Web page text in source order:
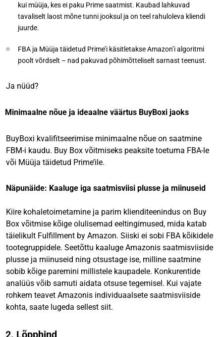
kui müüja, kes ei paku Prime saatmist. Kaubad lahkuvad
tavaliselt laost mõne tunni jooksul ja on teel rahuloleva kliendi
juurde.
FBA ja Müüja täidetud Prime’i käsitletakse Amazon’i algoritmi
poolt võrdselt – nad pakuvad põhimõtteliselt sarnast teenust.
Ja nüüd?
Minimaalne nõue ja ideaalne väärtus BuyBoxi jaoks
BuyBoxi kvalifitseerimise minimaalne nõue on saatmine
FBM-i kaudu. Buy Box võitmiseks peaksite toetuma FBA-le
või Müüja täidetud Prime’ile.
Näpunäide: Kaaluge iga saatmisviisi plusse ja miinuseid
Kiire kohaletoimetamine ja parim klienditeenindus on Buy
Box võitmise kõige olulisemad eeltingimused, mida katab
täielikult Fulfillment by Amazon. Siiski ei sobi FBA kõikidele
tootegruppidele. Seetõttu kaaluge Amazonis saatmisviiside
plusse ja miinuseid ning otsustage ise, milline saatmine
sobib kõige paremini millistele kaupadele. Konkurentide
analüüs võib samuti aidata otsuse tegemisel. Kui vajate
rohkem teavet Amazonis individuaalsete saatmisviiside
kohta, saate lugeda sellest siit.
2. Lõpphind